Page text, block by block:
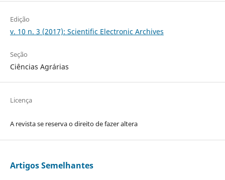
Edição
v. 10 n. 3 (2017): Scientific Electronic Archives
Seção
Ciências Agrárias
Licença
A revista se reserva o direito de fazer altera
Artigos Semelhantes